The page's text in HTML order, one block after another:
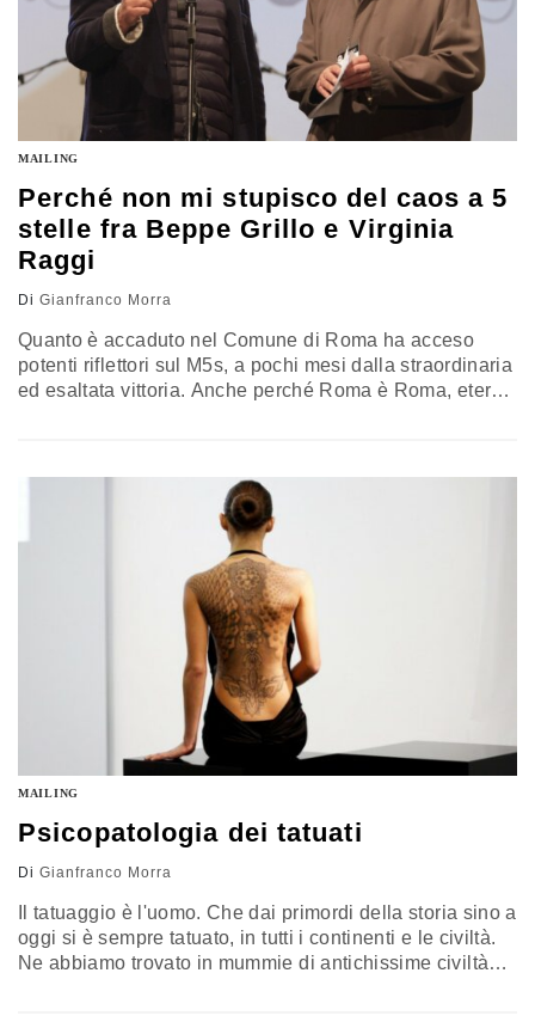
MAILING
Perché non mi stupisco del caos a 5
stelle fra Beppe Grillo e Virginia
Raggi
Di Gianfranco Morra
Quanto è accaduto nel Comune di Roma ha acceso
potenti riflettori sul M5s, a pochi mesi dalla straordinaria
ed esaltata vittoria. Anche perché Roma è Roma, eterna
dall'inizio: espulsioni e dimissioni, denunce e notti dei
MAILING
Psicopatologia dei tatuati
Di Gianfranco Morra
Il tatuaggio è l'uomo. Che dai primordi della storia sino a
oggi si è sempre tatuato, in tutti i continenti e le civiltà.
Ne abbiamo trovato in mummie di antichissime civiltà